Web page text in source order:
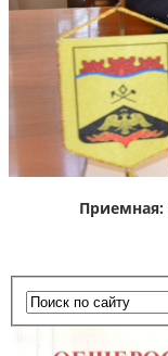
Приемная: